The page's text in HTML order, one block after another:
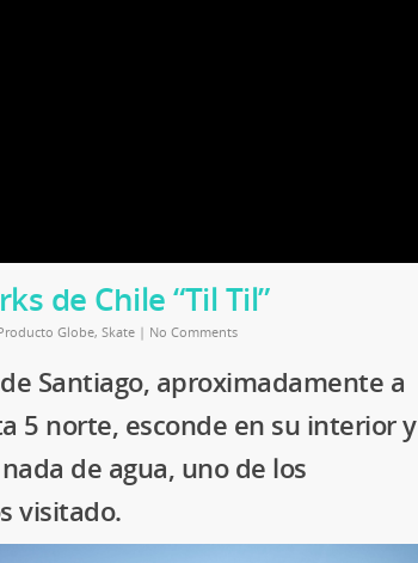
de Chile “Til Til”
Globe, Skate | No Comments
Santiago, aproximadamente a
5 norte, esconde en su interior y
de agua, uno de los
visitado.